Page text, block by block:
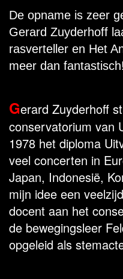
De opname is zeer
Gerard Zuyderhoff
rasverteller en Het
meer dan fantastisch!
Gerard Zuyderhoff
conservatorium van
1978 het diploma
veel concerten in
Japan, Indonesië,
mijn idee een
docent aan het
de bewegingsleer
opgeleid als